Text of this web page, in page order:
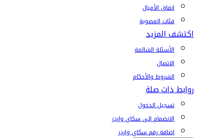
إنفاق الأميال
فئات العضوية
اكتشف المزيد
الأسئلة الشائعة
الاتصال
الشروط والأحكام
روابط ذات صلة
تسجيل الدخول
الانضمام إلى سكاي واردز
إضافة رقم سكاي واردز